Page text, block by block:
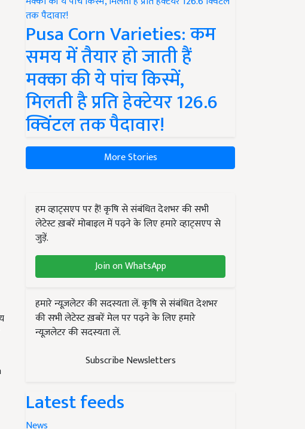
Pusa Corn Varieties: कम
समय में तैयार हो जाती हैं
मक्का की ये पांच किस्में,
मिलती है प्रति हेक्टेयर 126.6
क्विंटल तक पैदावार!
More Stories
हम व्हाट्सएप पर हैं! कृषि से संबंधित देशभर की सभी
लेटेस्ट ख़बरें मोबाइल में पढ़ने के लिए हमारे व्हाट्सएप से
जुड़ें.
Join on WhatsApp
हमारे न्यूज़लेटर की सदस्यता लें. कृषि से संबंधित देशभर
की सभी लेटेस्ट ख़बरें मेल पर पढ़ने के लिए हमारे
न्यूज़लेटर की सदस्यता लें.
Subscribe Newsletters
Latest feeds
News